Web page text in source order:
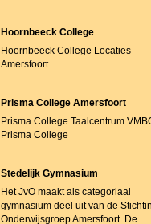
Hoornbeeck College
Hoornbeeck College Locaties
Amersfoort
Prisma College Amersfoort
Prisma College Taalcentrum
Prisma College
Stedelijk Gymnasium
Het JvO maakt als categoriaal
gymnasium deel uit van de
Onderwijsgroep Amersfoort. De